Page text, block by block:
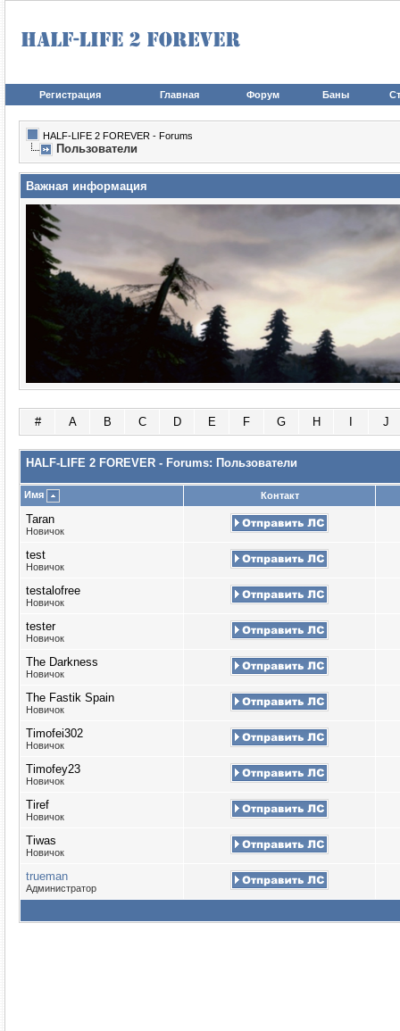
Регистрация Главная Форум Баны
HALF-LIFE 2 FOREVER - Forums
Пользователи
Важная информация
# A B C D E F G H J
HALF-LIFE 2 FOREVER - Forums: Пользователи
Имя Контакт
Taran
Новичок
test
Новичок
testalofree
Новичок
tester
Новичок
The Darkness
Новичок
The Fastik Spain
Новичок
Timofei302
Новичок
Timofey23
Новичок
Tiref
Новичок
Tiwas
Новичок
trueman
Администратор